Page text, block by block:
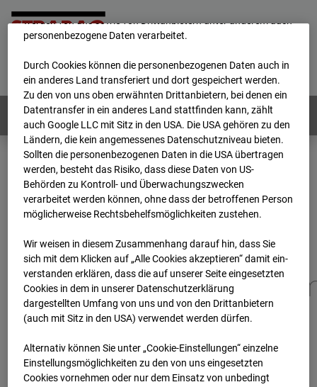
Deutsch / English
Webcams: Alle Länder
Home
Deutschland
BC-173 - BV-Gefahrenabwehrzentrum Oberursel
Archiv
2026 07 08 11:30
BC-173 - BV-
Oberursel
Lahnstraße, 61440 Oberursel
Zur Übersicht
werden von uns sowie von Drittanbietern unter anderem auch
personenbezogene Daten verarbeitet.
Durch Cookies können die personenbezogenen Daten auch in
ein anderes Land transferiert und dort gespeichert werden.
Zu den von uns oben erwähnten Drittanbietern, bei denen ein
Datentransfer in ein anderes Land stattfinden kann, zählt
auch Google LLC mit Sitz in den USA. Die USA gehören zu den
Ländern, die kein angemessenes Datenschutzniveau bieten.
Sollten die personenbezogenen Daten in die USA übertragen
werden, besteht das Risiko, dass diese Daten von US-
Behörden zu Kontroll- und Überwachungszwecken
verarbeitet werden können, ohne dass der betroffenen Person
möglicherweise Rechtsbehelfsmöglichkeiten zustehen.
Wir weisen in diesem Zusammenhang darauf hin, dass Sie
sich mit dem Klicken auf „Alle Cookies akzeptieren“ damit ein­
ver­standen erklären, dass die auf unserer Seite eingesetzten
Cookies in dem in unserer Datenschutzerklärung
dargestellten Umfang von uns und von den Drittanbietern
(auch mit Sitz in den USA) verwendet werden dürfen.
Alternativ können Sie unter „Cookie-Einstellungen“ einzelne
Einstellungsmöglichkeiten zu den von uns eingesetzten
Cookies vornehmen oder nur dem Einsatz von unbedingt